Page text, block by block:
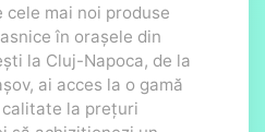
mai noi produse
în orașele din
la Cluj-Napoca, de la
ai acces la o gamă
la prețuri